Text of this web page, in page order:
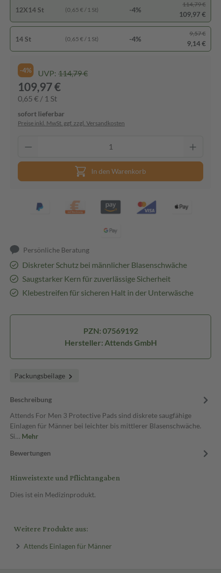
12X14 St (0,65 € / 1 St) -4%
114,79 €
109,97 €
14 St (0,65 € / 1 St) -4%
9,57 €
9,14 €
-4% UVP: 114,79 €
109,97 €
0,65 € / 1 St
sofort lieferbar
Preise inkl. MwSt. ggf. zzgl. Versandkosten
In den Warenkorb
Persönliche Beratung
Diskreter Schutz bei männlicher Blasenschwäche
Saugstarker Kern für zuverlässige Sicherheit
Klebestreifen für sicheren Halt in der Unterwäsche
PZN: 07569192
Hersteller: Attends GmbH
Packungsbeilage
Beschreibung
Attends For Men 3 Protective Pads sind diskrete saugfähige
Einlagen für Männer bei leichter bis mittlerer Blasenschwäche.
Si… Mehr
Bewertungen
Hinweistexte und Pflichtangaben
Dies ist ein Medizinprodukt.
Weitere Produkte aus:
Attends Einlagen für Männer